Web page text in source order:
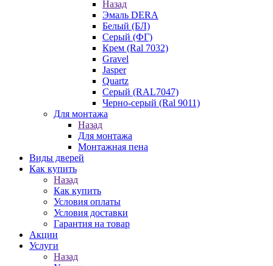
Назад
Эмаль DERA
Белый (БЛ)
Серый (ФГ)
Крем (Ral 7032)
Gravel
Jasper
Quartz
Серый (RAL7047)
Черно-серый (Ral 9011)
Для монтажа
Назад
Для монтажа
Монтажная пена
Виды дверей
Как купить
Назад
Как купить
Условия оплаты
Условия доставки
Гарантия на товар
Акции
Услуги
Назад